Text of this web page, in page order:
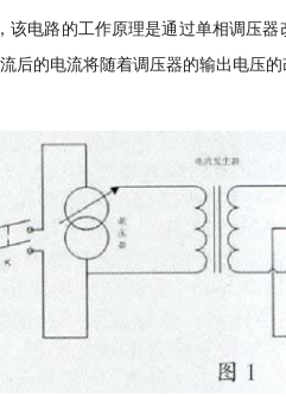
该电路的工作原理是通过单相调压
后的电流将随着调压器的输出电压的